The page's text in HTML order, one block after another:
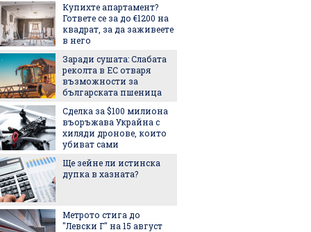
Купихте апартамент?
Гответе се за до €1200 на
квадрат, за да заживеете
в него
Заради сушата: Слабата
реколта в ЕС отваря
възможности за
българската пшеница
Сделка за $100 милиона
въоръжава Украйна с
хиляди дронове, които
убиват сами
Ще зейне ли истинска
дупка в хазната?
Метрото стига до
"Левски Г" на 15 август